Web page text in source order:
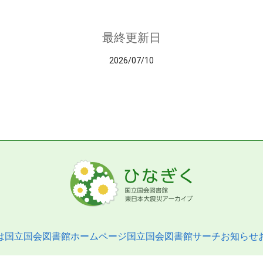
最終更新日
2026/07/10
国立国会図書館ホームページ国立国会図書館サーチお知らせ